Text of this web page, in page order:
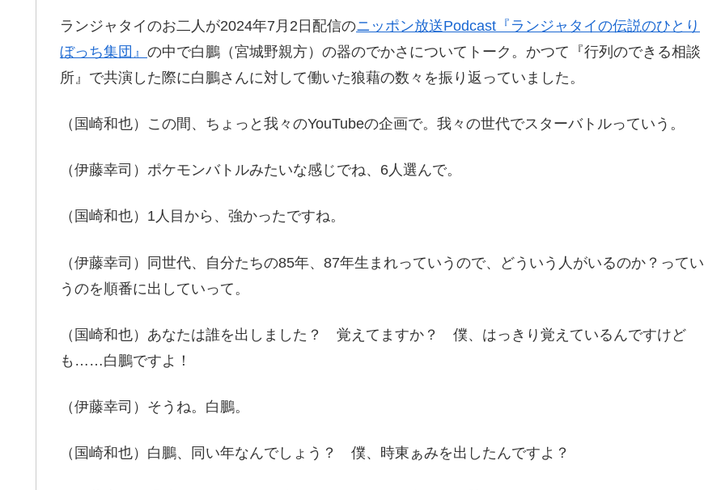
ランジャタイのお二人が2024年7月2日配信のニッポン放送Podcast『ランジャタイの伝説のひとり
ぼっち集団』 の中で白鵬（宮城野親方）の器のでかさについてトーク。かつて『行列のできる相談
所』で共演した際に白鵬さんに対して働いた狼藉の数々を振り返っていました。
（国崎和也）この間、ちょっと我々のYouTubeの企画で。我々の世代でスターバトルっていう。
（伊藤幸司）ポケモンバトルみたいな感じでね、6人選んで。
（国崎和也）1人目から、強かったですね。
（伊藤幸司）同世代、自分たちの85年、87年生まれっていうので、どういう人がいるのか？ってい
うのを順番に出していって。
（国崎和也）あなたは誰を出しました？ 覚えてますか？ 僕、はっきり覚えているんですけど
も……白鵬ですよ！
（伊藤幸司）そうね。白鵬。
（国崎和也）白鵬、同い年なんでしょう？ 僕、時東ぁみを出したんですよ？